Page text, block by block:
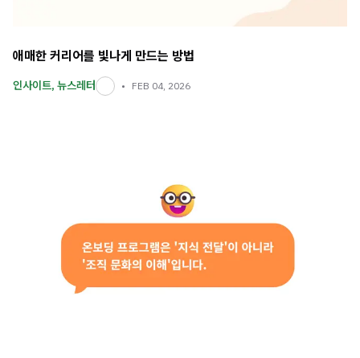
애매한 커리어를 빛나게 만드는 방법
인사이트, 뉴스레터 FEB 04, 2026